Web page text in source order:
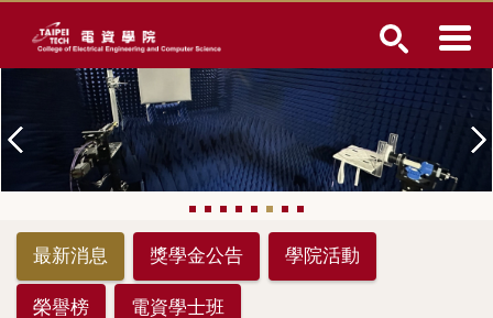
容
區
最新消息 獎學金公告 學院活動
榮譽榜 電資學士班